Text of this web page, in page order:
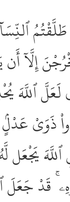
طَلَّقْتُمُ
إِلَّآ
ٱللَّهَ
ذَوَىْ عَدْلٍۢ
يَجْعَل
قَدْ